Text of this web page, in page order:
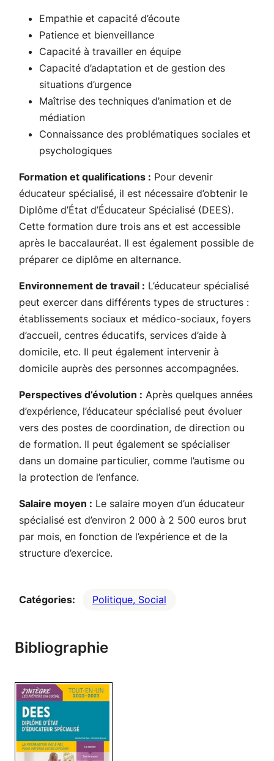
Empathie et capacité d’écoute
Patience et bienveillance
Capacité à travailler en équipe
Capacité d’adaptation et de gestion des
situations d’urgence
Maîtrise des techniques d’animation et de
médiation
Connaissance des problématiques sociales et
psychologiques
Formation et qualifications : Pour devenir
éducateur spécialisé, il est nécessaire d’obtenir le
Diplôme d’État d’Éducateur Spécialisé (DEES).
Cette formation dure trois ans et est accessible
après le baccalauréat. Il est également possible de
préparer ce diplôme en alternance.
Environnement de travail : L’éducateur spécialisé
peut exercer dans différents types de structures :
établissements sociaux et médico-sociaux, foyers
d’accueil, centres éducatifs, services d’aide à
domicile, etc. Il peut également intervenir à
domicile auprès des personnes accompagnées.
Perspectives d’évolution : Après quelques années
d’expérience, l’éducateur spécialisé peut évoluer
vers des postes de coordination, de direction ou
de formation. Il peut également se spécialiser
dans un domaine particulier, comme l’autisme ou
la protection de l’enfance.
Salaire moyen : Le salaire moyen d’un éducateur
spécialisé est d’environ 2 000 à 2 500 euros brut
par mois, en fonction de l’expérience et de la
structure d’exercice.
Catégories: Politique, Social
Bibliographie